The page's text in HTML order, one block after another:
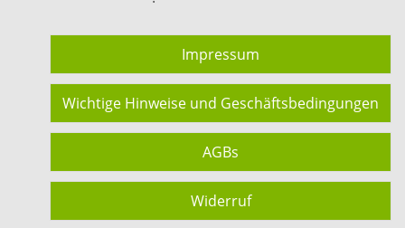
Impressum
Wichtige Hinweise und Geschäftsbedingungen
AGBs
Widerruf